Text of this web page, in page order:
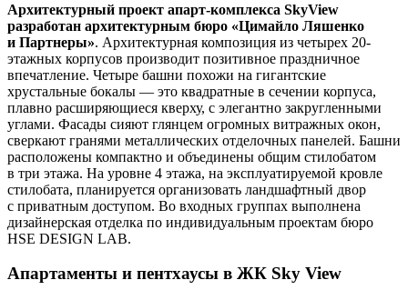
Архитектурный проект апарт-комплекса SkyView
разработан архитектурным бюро «Цимайло Ляшенко
и Партнеры». Архитектурная композиция из четырех 20-
этажных корпусов производит позитивное праздничное
впечатление. Четыре башни похожи на гигантские
хрустальные бокалы — это квадратные в сечении корпуса,
плавно расширяющиеся кверху, с элегантно закругленными
углами. Фасады сияют глянцем огромных витражных окон,
сверкают гранями металлических отделочных панелей. Башни
расположены компактно и объединены общим стилобатом
в три этажа. На уровне 4 этажа, на эксплуатируемой кровле
стилобата, планируется организовать ландшафтный двор
с приватным доступом. Во входных группах выполнена
дизайнерская отделка по индивидуальным проектам бюро
HSE DESIGN LAB.
Апартаменты и пентхаусы в ЖК Sky View